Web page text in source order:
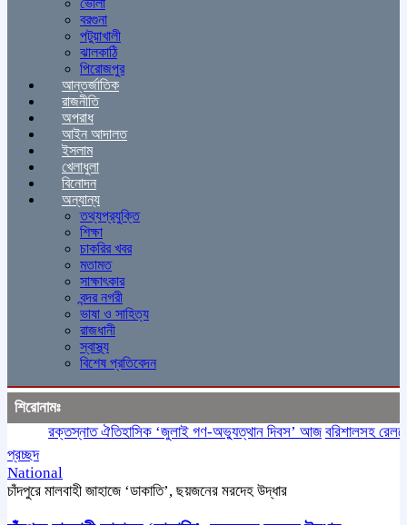
ভোলা
বরগুনা
পটুয়াখালী
ঝালকাঠি
পিরোজপুর
আন্তর্জাতিক
রাজনীতি
অপরাধ
আইন আদালত
ইসলাম
খেলাধুলা
বিনোদন
অন্যান্য
তথ্যপ্রযুক্তি
শিক্ষা
চাকরির খবর
মতামত
সাক্ষাৎকার
বন্দর নগরী
ভাষা ও সাহিত্য
রাজধানী
স্বাস্থ্য
বিশেষ প্রতিবেদন
শিরোনামঃ
রক্তস্নাত ঐতিহাসিক ‌‘জুলাই গণ-অভ্যুত্থান দিবস’ আজ বরিশালসহ
প্রচ্ছদ
National
চাঁদপুরে মালবাহী জাহাজে ‘ডাকাতি’, ছয়জনের মরদেহ উদ্ধার